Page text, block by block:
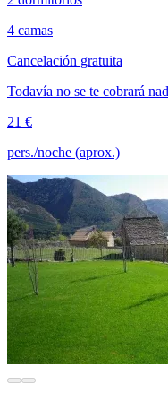
4 camas
Cancelación gratuita
Todavía no se te cobrará
21 €
pers./noche (aprox.)